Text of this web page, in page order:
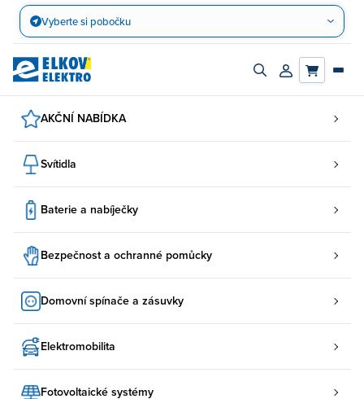
Přejít
obsah
Vyberte si pobočku
Zapnout/vypnout
Přihlásit/
AKČNÍ NABÍDKA
Svítidla
Baterie a nabíječky
Bezpečnost a ochranné pomůcky
Domovní spínače a zásuvky
Elektromobilita
Fotovoltaické systémy